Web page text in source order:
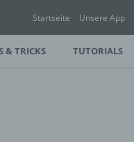
Startseite Unsere App
& TRICKS TUTORIALS